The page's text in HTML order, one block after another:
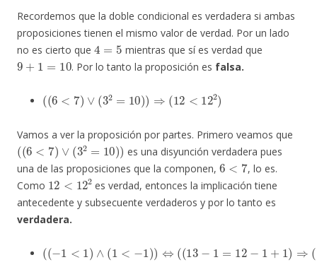
Recordemos que la doble condicional es verdadera si ambas
proposiciones tienen el mismo valor de verdad. Por un lado
no es cierto que
4=5
mientras que sí es verdad que
9+ 1= 10
. Por lo tanto la proposición es falsa.
(( 6 ∨ =10 ⇒(12 12 2
Vamos a ver la proposición por partes. Primero veamos que
((6<7)∨ 32=10))
es una disyunción verdadera pues
una de las proposiciones que la componen,
6<7
, lo es.
Como
12<122
es verdad, entonces la implicación tiene
antecedente y subsecuente verdaderos y por lo tanto es
verdadera.
(( − ( − 13 = 12 1